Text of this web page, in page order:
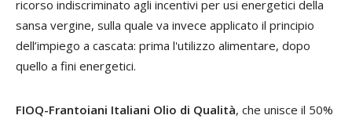
ricorso indiscriminato agli incentivi per usi energetici della
sansa vergine, sulla quale va invece applicato il principio
dell’impiego a cascata: prima l'utilizzo alimentare, dopo
quello a fini energetici.
FIOQ-Frantoiani Italiani Olio di Qualità, che unisce il 50%